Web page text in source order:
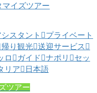
イズツアー
シスタント
プライベート
帰り観光 送迎サービス
ロ ガイド ナポリ
セッ
リア 日本語
ツアー